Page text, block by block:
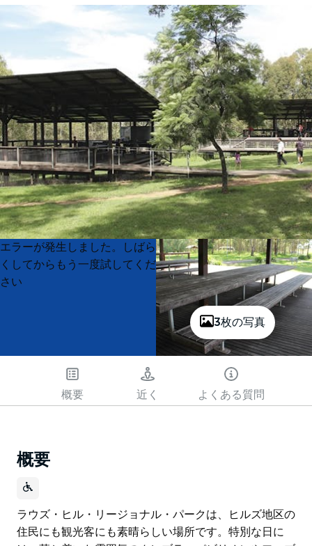
3枚の写真
Product
List
Product
List
エラーが発生しました。しばら
くしてからもう一度試してくだ
さい
概要 近く よくある質問
概要
ラウズ・ヒル・リージョナル・パークは、ヒルズ地区の
住民にも観光客にも素晴らしい場所です。特別な日に